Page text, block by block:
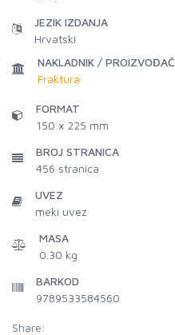
JEZIK IZDANJA
Hrvatski
NAKLADNIK / PROIZVOĐAČ
Fraktura
FORMAT
150 x 225 mm
BROJ STRANICA
456 stranica
UVEZ
meki uvez
MASA
0.30 kg
BARKOD
9789533584560
Share: